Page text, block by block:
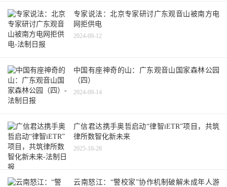
专家说法：北京专家研讨广东观音山被南方电
网拒供电
2024-09-12
中国有座神奇的山：广东观音山国家森林公园
（四）
2024-09-14
广信君达携手奥哲启动“律智iETR”项目，共筑
律所数智化新未来
2025-10-28
云南怒江：“警校家”协作机制破解未成年人游